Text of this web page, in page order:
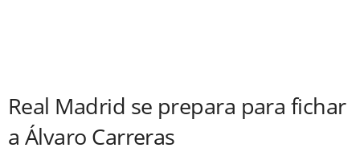
Real Madrid se prepara para fichar
a Álvaro Carreras